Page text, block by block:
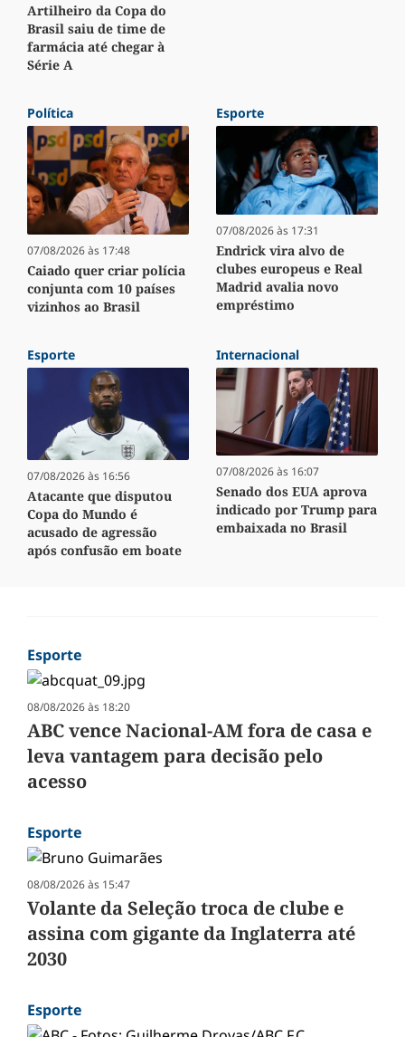
Artilheiro da Copa do
Brasil saiu de time de
farmácia até chegar à
Série A
Política
07/08/2026 às 17:48
Caiado quer criar polícia
conjunta com 10 países
vizinhos ao Brasil
Esporte
07/08/2026 às 17:31
Endrick vira alvo de
clubes europeus e Real
Madrid avalia novo
empréstimo
Esporte
07/08/2026 às 16:56
Atacante que disputou
Copa do Mundo é
acusado de agressão
após confusão em boate
Internacional
07/08/2026 às 16:07
Senado dos EUA aprova
indicado por Trump para
embaixada no Brasil
Esporte
08/08/2026 às 18:20
ABC vence Nacional-AM fora de casa e
leva vantagem para decisão pelo
acesso
Esporte
08/08/2026 às 15:47
Volante da Seleção troca de clube e
assina com gigante da Inglaterra até
2030
Esporte